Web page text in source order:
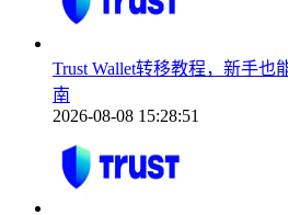
Trust Wallet转移教程，新手也
南
2026-08-08 15:28:51